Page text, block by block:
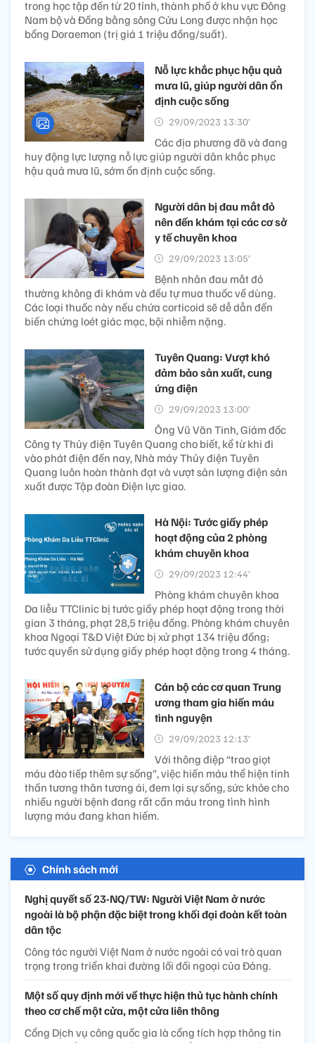
trong học tập đến từ 20 tỉnh, thành phố ở khu vực Đông
Nam bộ và Đồng bằng sông Cửu Long được nhận học
bổng Doraemon (trị giá 1 triệu đồng/suất).
Nỗ lực khắc phục hậu quả
mưa lũ, giúp người dân ổn
định cuộc sống
29/09/2023 13:30’
Các địa phương đã và đang
huy động lực lượng nỗ lực giúp người dân khắc phục
hậu quả mưa lũ, sớm ổn định cuộc sống.
Người dân bị đau mắt đỏ
nên đến khám tại các cơ sở
y tế chuyên khoa
29/09/2023 13:05’
Bệnh nhân đau mắt đỏ
thường không đi khám và đều tự mua thuốc về dùng.
Các loại thuốc này nếu chứa corticoid sẽ dễ dẫn đến
biến chứng loét giác mạc, bội nhiễm nặng.
Tuyên Quang: Vượt khó
đảm bảo sản xuất, cung
ứng điện
29/09/2023 13:00’
Ông Vũ Văn Tinh, Giám đốc
Công ty Thủy điện Tuyên Quang cho biết, kể từ khi đi
vào phát điện đến nay, Nhà máy Thủy điện Tuyên
Quang luôn hoàn thành đạt và vượt sản lượng điện sản
xuất được Tập đoàn Điện lực giao.
Hà Nội: Tước giấy phép
hoạt động của 2 phòng
khám chuyên khoa
29/09/2023 12:44’
Phòng khám chuyên khoa
Da liễu TTClinic bị tước giấy phép hoạt động trong thời
gian 3 tháng, phạt 28,5 triệu đồng. Phòng khám chuyên
khoa Ngoại T&D Việt Đức bị xử phạt 134 triệu đồng;
tước quyền sử dụng giấy phép hoạt động trong 4 tháng.
Cán bộ các cơ quan Trung
ương tham gia hiến máu
tình nguyện
29/09/2023 12:13’
Với thông điệp “trao giọt
máu đào tiếp thêm sự sống”, việc hiến máu thể hiện tinh
thần tương thân tương ái, đem lại sự sống, sức khỏe cho
nhiều người bệnh đang rất cần máu trong tình hình
lượng máu đang khan hiếm.
Chính sách mới
Nghị quyết số 23-NQ/TW: Người Việt Nam ở nước
ngoài là bộ phận đặc biệt trong khối đại đoàn kết toàn
dân tộc
Công tác người Việt Nam ở nước ngoài có vai trò quan
trọng trong triển khai đường lối đối ngoại của Đảng.
Một số quy định mới về thực hiện thủ tục hành chính
theo cơ chế một cửa, một cửa liên thông
Cổng Dịch vụ công quốc gia là cổng tích hợp thông tin